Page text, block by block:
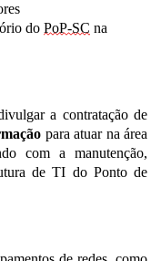
do PoP-SC na
a contratação de
para atuar na área
com a manutenção,
de TI do Ponto de